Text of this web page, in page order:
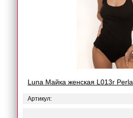
Luna Майка женская L013r Perla
Артикул: